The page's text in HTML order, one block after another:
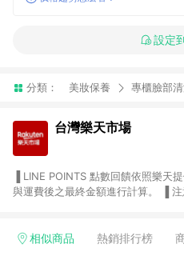
設定
分類： 美妝保養 專櫃臉部
台灣樂天市場
與運費後之最終金額進行計算。 ▐ 注意事項 (1) 部分服務及店家
Smart mobile、神腦生活、JS巨盛
相似商品 熱銷排行榜